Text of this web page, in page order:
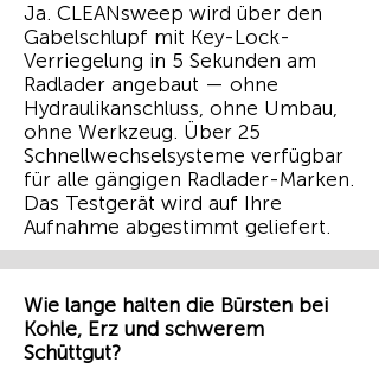
Ja. CLEANsweep wird über den
Gabelschlupf mit Key-Lock-
Verriegelung in 5 Sekunden am
Radlader angebaut — ohne
Hydraulikanschluss, ohne Umbau,
ohne Werkzeug. Über 25
Schnellwechselsysteme verfügbar
für alle gängigen Radlader-Marken.
Das Testgerät wird auf Ihre
Aufnahme abgestimmt geliefert.
Wie lange halten die Bürsten bei
Kohle, Erz und schwerem
Schüttgut?